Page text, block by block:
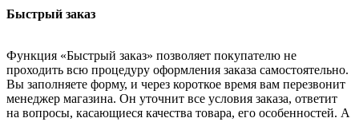
Быстрый заказ
Функция «Быстрый заказ» позволяет покупателю не
проходить всю процедуру оформления заказа самостоятельно.
Вы заполняете форму, и через короткое время вам перезвонит
менеджер магазина. Он уточнит все условия заказа, ответит
на вопросы, касающиеся качества товара, его особенностей. А